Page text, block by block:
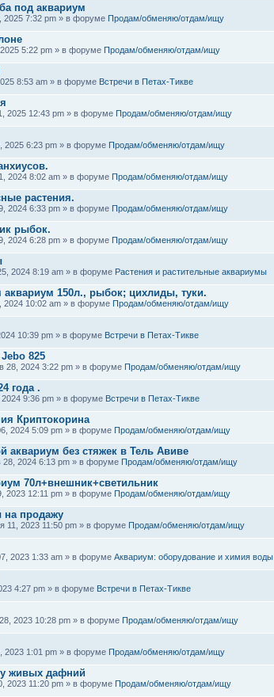
под аквариум
2025 7:32 pm » в форуме Продам/обменяю/отдам/ищу
5:22 pm » в форуме Продам/обменяю/отдам/ищу
8:53 am » в форуме Встречи в Петах-Тикве
2025 12:43 pm » в форуме Продам/обменяю/отдам/ищу
2025 6:23 pm » в форуме Продам/обменяю/отдам/ищу
2024 8:02 am » в форуме Продам/обменяю/отдам/ищу
растения.
2024 6:33 pm » в форуме Продам/обменяю/отдам/ищу
рыбок.
2024 6:28 pm » в форуме Продам/обменяю/отдам/ищу
2024 8:19 am » в форуме Растения и растительные аквариумы
150л., рыбок; цихлиды, туки.
2024 10:02 am » в форуме Продам/обменяю/отдам/ищу
10:39 pm » в форуме Встречи в Петах-Тикве
825
28, 2024 3:22 pm » в форуме Продам/обменяю/отдам/ищу
года .
9:36 pm » в форуме Встречи в Петах-Тикве
Криптокорина
2024 5:09 pm » в форуме Продам/обменяю/отдам/ищу
аквариум без стяжек в Тель Авиве
28, 2024 6:13 pm » в форуме Продам/обменяю/отдам/ищу
70л+внешник+светильник
2023 12:11 pm » в форуме Продам/обменяю/отдам/ищу
на продажу
11, 2023 11:50 pm » в форуме Продам/обменяю/отдам/ищу
2023 1:33 am » в форуме Аквариум: оборудование и химия воды
4:27 pm » в форуме Встречи в Петах-Тикве
2023 10:28 pm » в форуме Продам/обменяю/отдам/ищу
2023 1:01 pm » в форуме Продам/обменяю/отдам/ищу
живых дафний
2023 11:20 pm » в форуме Продам/обменяю/отдам/ищу